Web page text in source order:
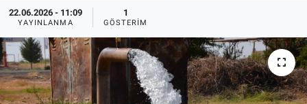
22.06.2026 - 11:09
YAYINLANMA
1
GÖSTERIM
Tüm Haberler
İletişim
Künye
Süper Lig Puan Durumu ve Fikstür
Tüm Manşetler
Son Dakika Haberleri